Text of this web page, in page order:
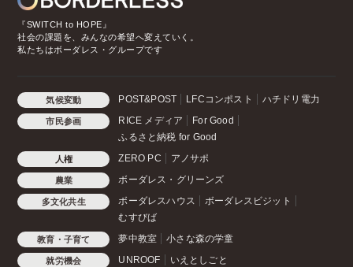
『SWITCH to HOPE』
社会の課題を、みんなの希望へ変えていく。
私たちはボーダレス・グループです
気候変動 POST&POST LFCコンポスト ハチドリ電力
市民参画 RICE メディア
For Good
ふるさと納税 for Good
人権 ZERO PC アノサポ
農業 ボーダレス・グリーンズ
多文化共生 ボーダレスハウス
ボーダレスビジット
むすびば
教育・子育て 夢中教室 小さな森の学童
就労機会 UNROOF いえとしごと